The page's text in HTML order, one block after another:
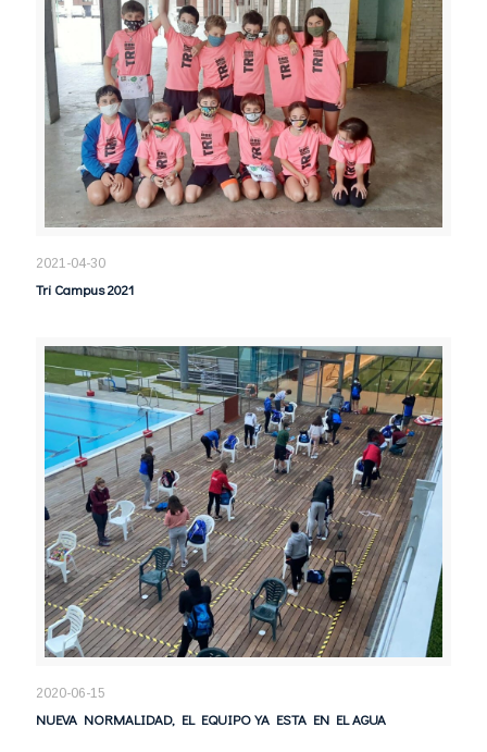
2021-04-30
Tri Campus 2021
2020-06-15
NUEVA NORMALIDAD, EL EQUIPO YA ESTA EN EL AGUA